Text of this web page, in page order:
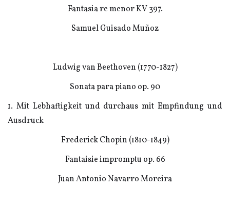
Fantasia re menor KV 397.
Samuel Guisado Muñoz
Ludwig van Beethoven (1770-1827)
Sonata para piano op. 90
1. Mit Lebhaftigkeit und durchaus mit Empfindung und
Ausdruck
Frederick Chopin (1810-1849)
Fantaisie impromptu op. 66
Juan Antonio Navarro Moreira